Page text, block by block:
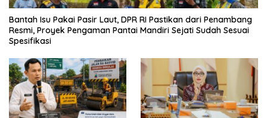
Bantah Isu Pakai Pasir Laut, DPR RI Pastikan dari Penambang
Resmi, Proyek Pengaman Pantai Mandiri Sejati Sudah Sesuai
Spesifikasi